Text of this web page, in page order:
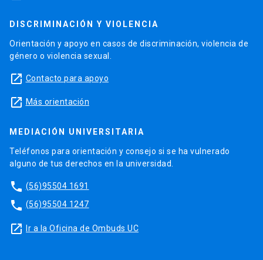
DISCRIMINACIÓN Y VIOLENCIA
Orientación y apoyo en casos de discriminación, violencia de
género o violencia sexual.
launch Contacto para apoyo
launch Más orientación
MEDIACIÓN UNIVERSITARIA
Teléfonos para orientación y consejo si se ha vulnerado
alguno de tus derechos en la universidad.
phone (56)95504 1691
phone (56)95504 1247
launch Ir a la Oficina de Ombuds UC